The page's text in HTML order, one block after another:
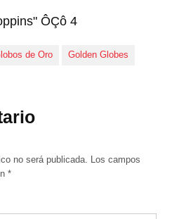
ÔÇô 4
de Oro Golden Globes
no será publicada. Los campos
*